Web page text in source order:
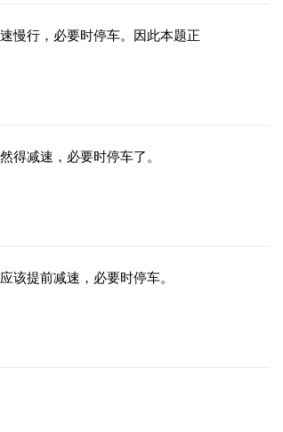
慢行，必要时停车。因此本题正
得减速，必要时停车了。
该提前减速，必要时停车。